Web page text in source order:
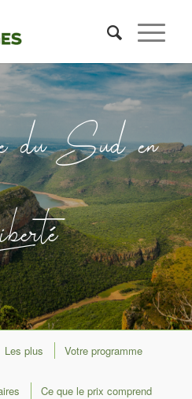
Sud en
Les plus Votre programme
Ce que le prix comprend